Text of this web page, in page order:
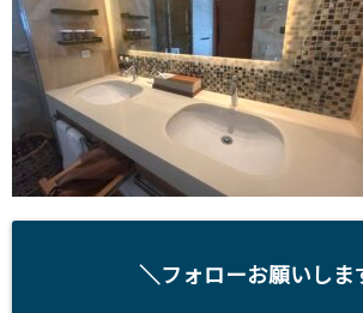
＼フォローお願いしま